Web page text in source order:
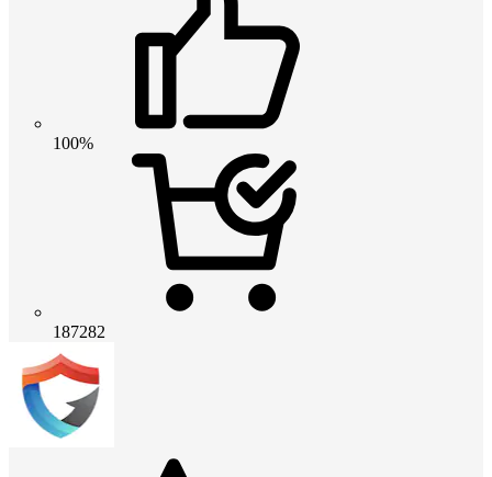
100%
187282